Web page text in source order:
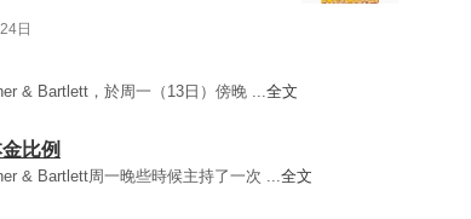
日
& Bartlett，於周一（13日）傍晚 ...全文
比例
& Bartlett周一晚些時候主持了一次 ...全文